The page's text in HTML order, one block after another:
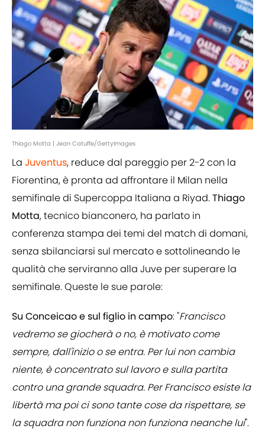
Thiago Motta | Jean Catuffe/GettyImages
La Juventus, reduce dal pareggio per 2-2 con la
Fiorentina, è pronta ad affrontare il Milan nella
semifinale di Supercoppa Italiana a Riyad.Thiago
Motta, tecnico bianconero, ha parlato in
conferenza stampa dei temi del match di domani,
senza sbilanciarsi sul mercato e sottolineando le
qualità che serviranno alla Juve per superare la
semifinale. Queste le sue parole:
Su Conceicao e sul figlio in campo: "Francisco
vedremo se giocherà o no, è motivato come
sempre, dall'inizio o se entra. Per lui non cambia
niente, è concentrato sul lavoro e sulla partita
contro una grande squadra. Per Francisco esiste la
libertà ma poi ci sono tante cose da rispettare, se
la squadra non funziona non funziona neanche lui".